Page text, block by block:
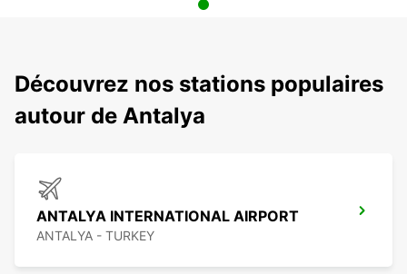
Découvrez nos stations populaires
autour de Antalya
ANTALYA INTERNATIONAL AIRPORT
ANTALYA - TURKEY